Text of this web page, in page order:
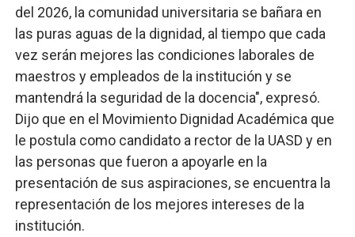
del 2026, la comunidad universitaria se bañara en
las puras aguas de la dignidad, al tiempo que cada
vez serán mejores las condiciones laborales de
maestros y empleados de la institución y se
mantendrá la seguridad de la docencia", expresó.
Dijo que en el Movimiento Dignidad Académica que
le postula como candidato a rector de la UASD y en
las personas que fueron a apoyarle en la
presentación de sus aspiraciones, se encuentra la
representación de los mejores intereses de la
institución.